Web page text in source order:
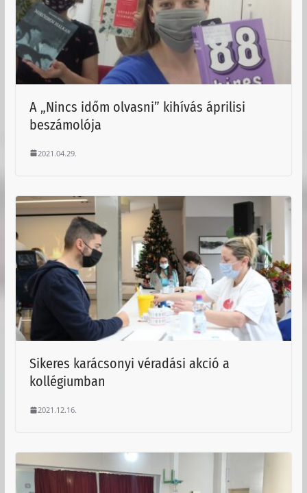
A „Nincs időm olvasni” kihívás áprilisi
beszámolója
2021.04.29.
Sikeres karácsonyi véradási akció a
kollégiumban
2021.12.16.